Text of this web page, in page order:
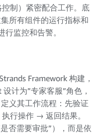
制）紧密配合工作。底
所有组件的运行指标和
监控和告警。
Framework 构建，
计为”专家客服”角色，
义其工作流程：先验证
行操作 → 返回结果。
否需要审批”），而是依